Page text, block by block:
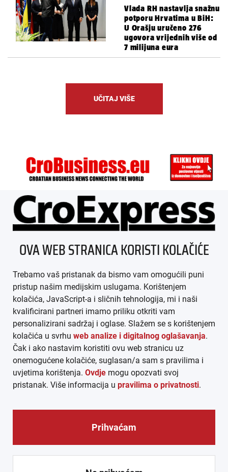
Vlada RH nastavlja snažnu
potporu Hrvatima u BiH:
U Orašju uručeno 276
ugovora vrijednih više od
7 milijuna eura
UČITAJ VIŠE
ÜBER UNS
IMPRESSUM
AGB
DATENSCHUTZ
MEDIADATEN
ARHIVA (PDF)
© CROEXPRESS │ INFORMATIVNI MEDIJ HRVATA IZVAN
REPUBLIKE HRVATSKE 2026.
OVA WEB STRANICA KORISTI KOLAČIĆE
Trebamo vaš pristanak da bismo vam omogućili puni
pristup našim medijskim uslugama. Korištenjem
kolačića, JavaScript-a i sličnih tehnologija, mi i naši
kvalificirani partneri imamo priliku otkriti vam
personalizirani sadržaj i oglase. Slažem se s korištenjem
kolačića u svrhu web analize i digitalnog oglašavanja.
Čak i ako nastavim koristiti ovu web stranicu uz
onemogućene kolačiće, suglasan/a sam s pravilima i
uvjetima korištenja. Ovdje mogu opozvati svoj
pristanak. Više informacija u pravilima o privatnosti.
Prihvaćam